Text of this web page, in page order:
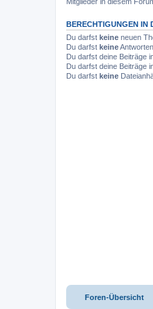
BERECHTIGUNGEN IN
Du darfst keine neuen
Du darfst keine
Du darfst deine Beiträge
Du darfst deine Beiträge
Du darfst keine
Foren-Übersicht